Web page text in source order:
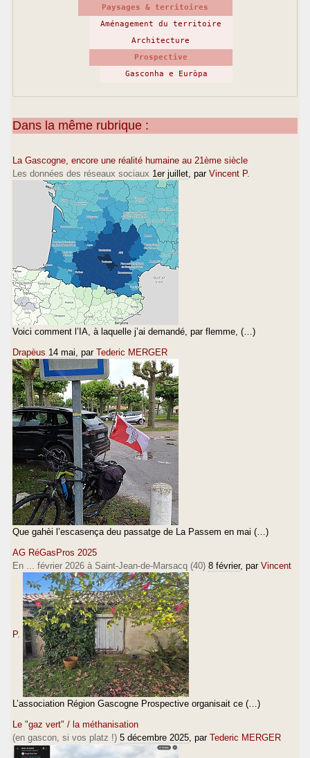
Paysages & territoires
Aménagement du territoire
Architecture
Prospective
Gasconha e Euròpa
Dans la même rubrique :
La Gascogne, encore une réalité humaine au 21ème siècle
Les données des réseaux sociaux 1er juillet , par Vincent P.
Voici comment l’IA, à laquelle j’ai demandé, par flemme, (…)
Drapèus 14 mai , par Tederic MERGER
Que gahèi l’escasença deu passatge de La Passem en mai (…)
AG RéGasPros 2025
En ... février 2026 à Saint-Jean-de-Marsacq (40) 8 février, par Vincent
P.
L’association Région Gascogne Prospective organisait ce (…)
Le "gaz vert" / la méthanisation
(en gascon, si vos platz !) 5 décembre 2025 , par Tederic MERGER